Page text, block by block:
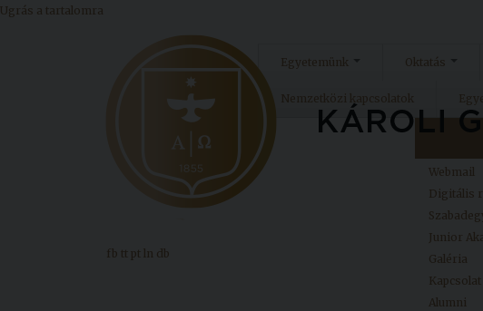
Ugrás a tartalomra
Egyetemünk Oktatás
Nemzetközi kapcsolatok
Webmail
Digitális
Junior
Galéria
Kapcsolat
Alumni
fb tt pt ln db